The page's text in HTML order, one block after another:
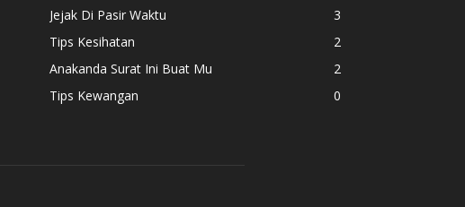
Jejak Di Pasir Waktu
3
Tips Kesihatan
2
Anakanda Surat Ini Buat Mu
2
Tips Kewangan
0